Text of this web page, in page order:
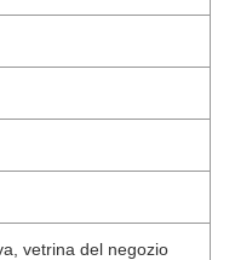
vetrina del negozio